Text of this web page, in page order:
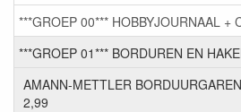
***GROEP 00*** HOBBYJOURNAAL +
***GROEP 01*** BORDUREN EN
AMANN-METTLER
2,99